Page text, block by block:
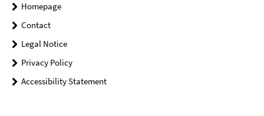
Homepage
Contact
Legal Notice
Privacy Policy
Accessibility Statement